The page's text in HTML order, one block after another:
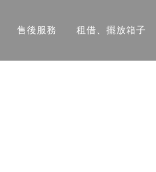
售後服務 租借、擺放箱子